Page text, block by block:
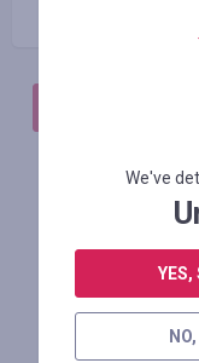
We've
YES,